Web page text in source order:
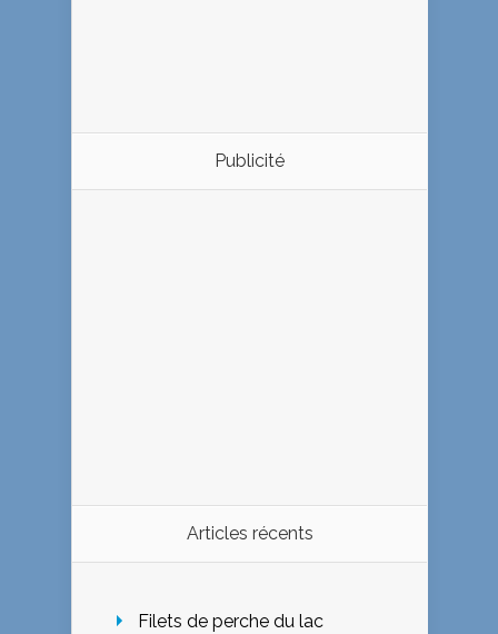
Publicité
Articles récents
Filets de perche du lac